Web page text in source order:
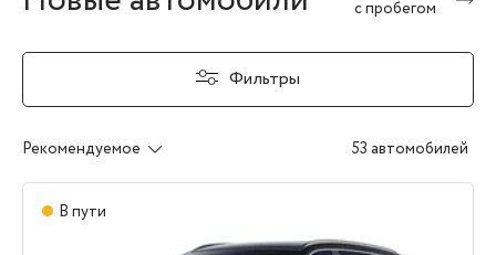
с пробегом
Фильтры
Рекомендуемое 53 автомобилей
В пути